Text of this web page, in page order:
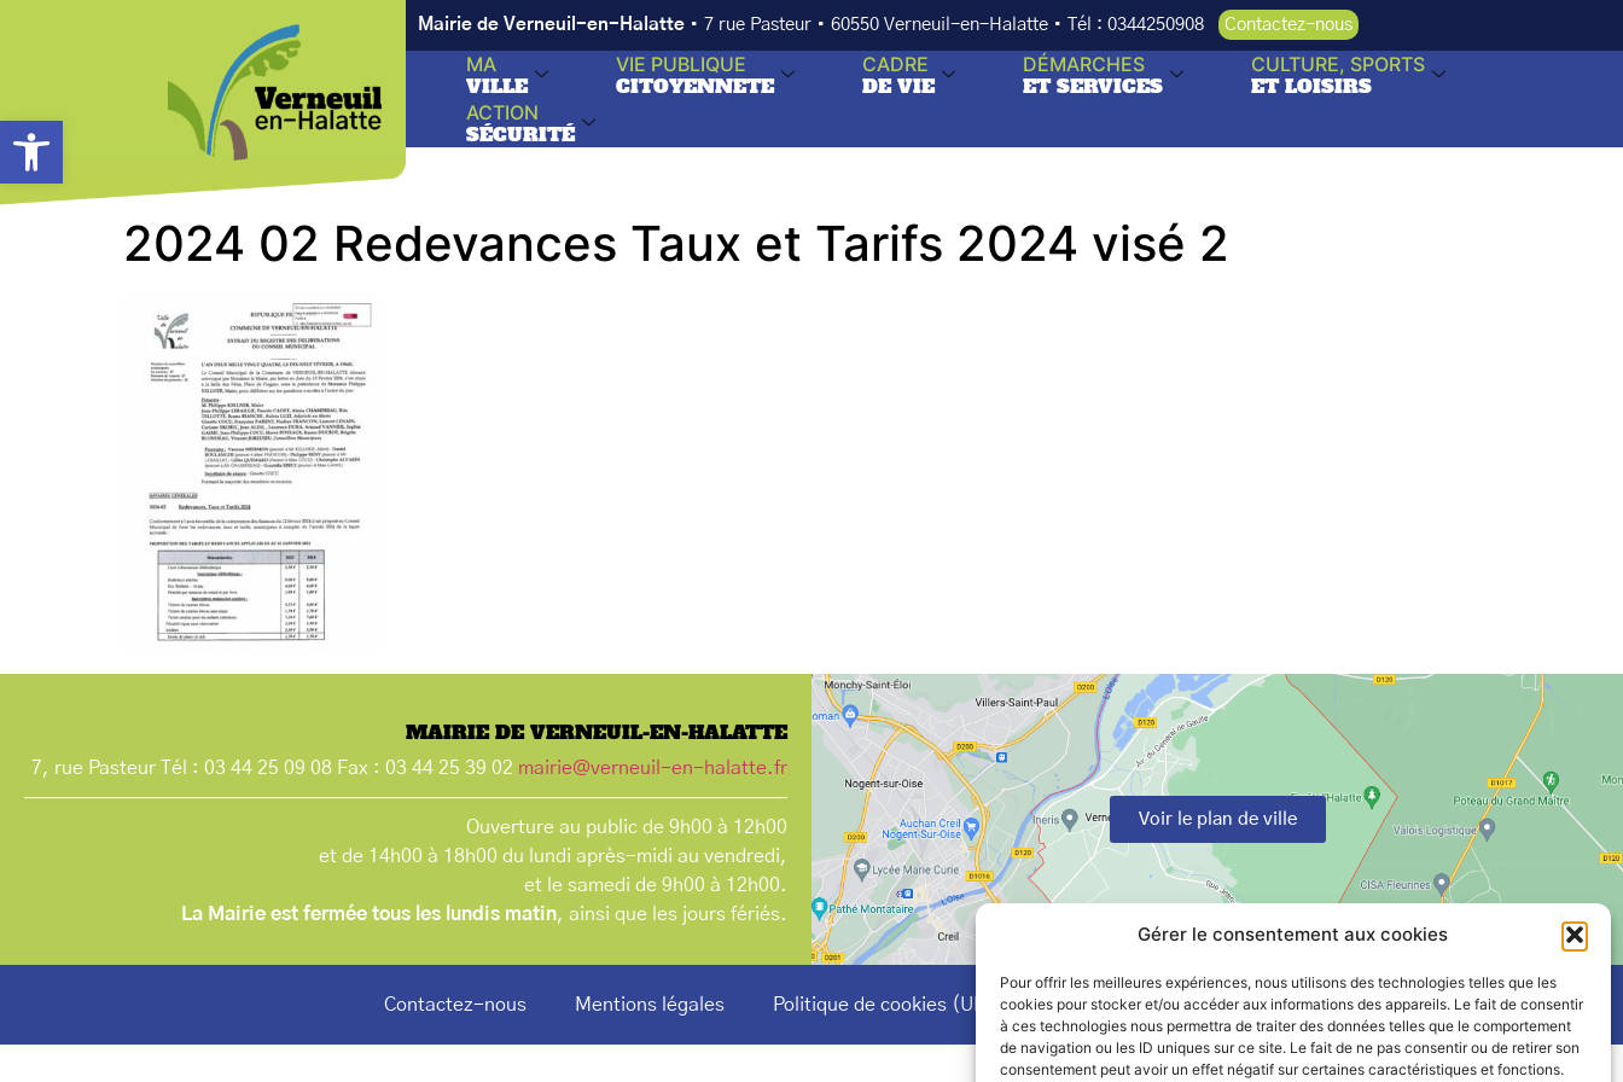
Ouvrir la barre d’outils
Gérer le consentement aux cookies
Pour offrir les meilleures expériences, nous utilisons des technologies telles que les
cookies pour stocker et/ou accéder aux informations des appareils. Le fait de consentir
à ces technologies nous permettra de traiter des données telles que le comportement
de navigation ou les ID uniques sur ce site. Le fait de ne pas consentir ou de retirer son
consentement peut avoir un effet négatif sur certaines caractéristiques et fonctions.
Mairie de Verneuil-en-Halatte • 7 rue Pasteur • 60550 Verneuil-en-Halatte • Tél : 0344250908 Contactez-nous
MA
VILLE
VIE PUBLIQUE
CITOYENNETE
CADRE
DE VIE
DÉMARCHES
ET SERVICES
CULTURE, SPORTS
ET LOISIRS
ACTION
SÉCURITÉ
2024 02 Redevances Taux et Tarifs 2024 visé 2
MAIRIE DE VERNEUIL-EN-HALATTE
7, rue Pasteur Tél : 03 44 25 09 08 Fax : 03 44 25 39 02 mairie@verneuil-en-halatte.fr
Ouverture au public de 9h00 à 12h00
et de 14h00 à 18h00 du lundi après-midi au vendredi,
et le samedi de 9h00 à 12h00.
La Mairie est fermée tous les lundis matin, ainsi que les jours fériés.
Voir le plan de ville
Contactez-nous Mentions légales Politique de cookies (UE)